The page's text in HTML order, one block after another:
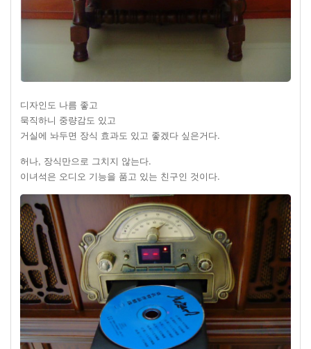
디자인도 나름 좋고
묵직하니 중량감도 있고
거실에 놔두면 장식 효과도 있고 좋겠다 싶은거다.
허나, 장식만으로 그치지 않는다.
이녀석은 오디오 기능을 품고 있는 친구인 것이다.